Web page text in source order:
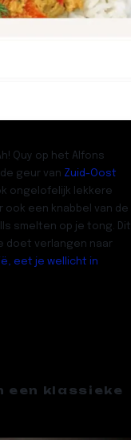
Quy op het Alfons
geur van Zuid-Oost
ongelofelijk lekkere
ook een knabbel van de
smelten op je tong. Dit
doet verlangen naar
eet je wellicht in
een klassieke